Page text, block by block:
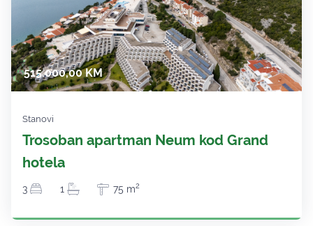
515.000,00 KM
Stanovi
Trosoban apartman Neum kod Grand
hotela
3 1 75 m2